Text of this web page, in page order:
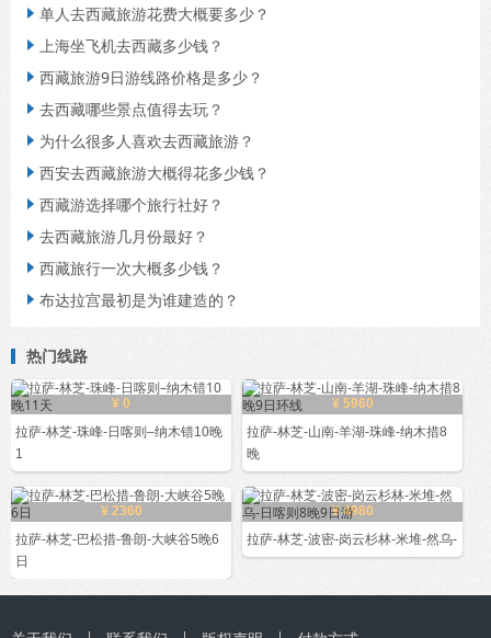
 单人去西藏旅游花费大概要多少？
 上海坐飞机去西藏多少钱？
 西藏旅游9日游线路价格是多少？
 去西藏哪些景点值得去玩？
 为什么很多人喜欢去西藏旅游？
 西安去西藏旅游大概得花多少钱？
 西藏游选择哪个旅行社好？
 去西藏旅游几月份最好？
 西藏旅行一次大概多少钱？
 布达拉宫最初是为谁建造的？
热门线路
¥ 0
拉萨-林芝-珠峰-日喀则–纳木错10晚
1
¥ 5960
拉萨-林芝-山南-羊湖-珠峰-纳木措8
晚
¥ 2360
拉萨-林芝-巴松措-鲁朗-大峡谷5晚6
日
¥ 4980
拉萨-林芝-波密-岗云杉林-米堆-然乌-